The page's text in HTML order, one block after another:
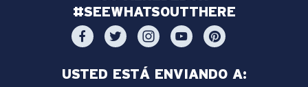
#SEEWHATSOUTTHERE
USTED ESTÁ ENVIANDO A: